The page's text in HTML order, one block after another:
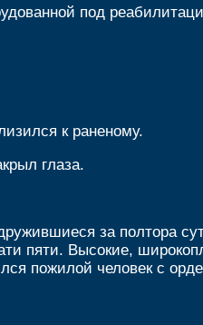
под
к раненому.
глаза.
за полтора
пяти. Высокие,
пожилой человек с